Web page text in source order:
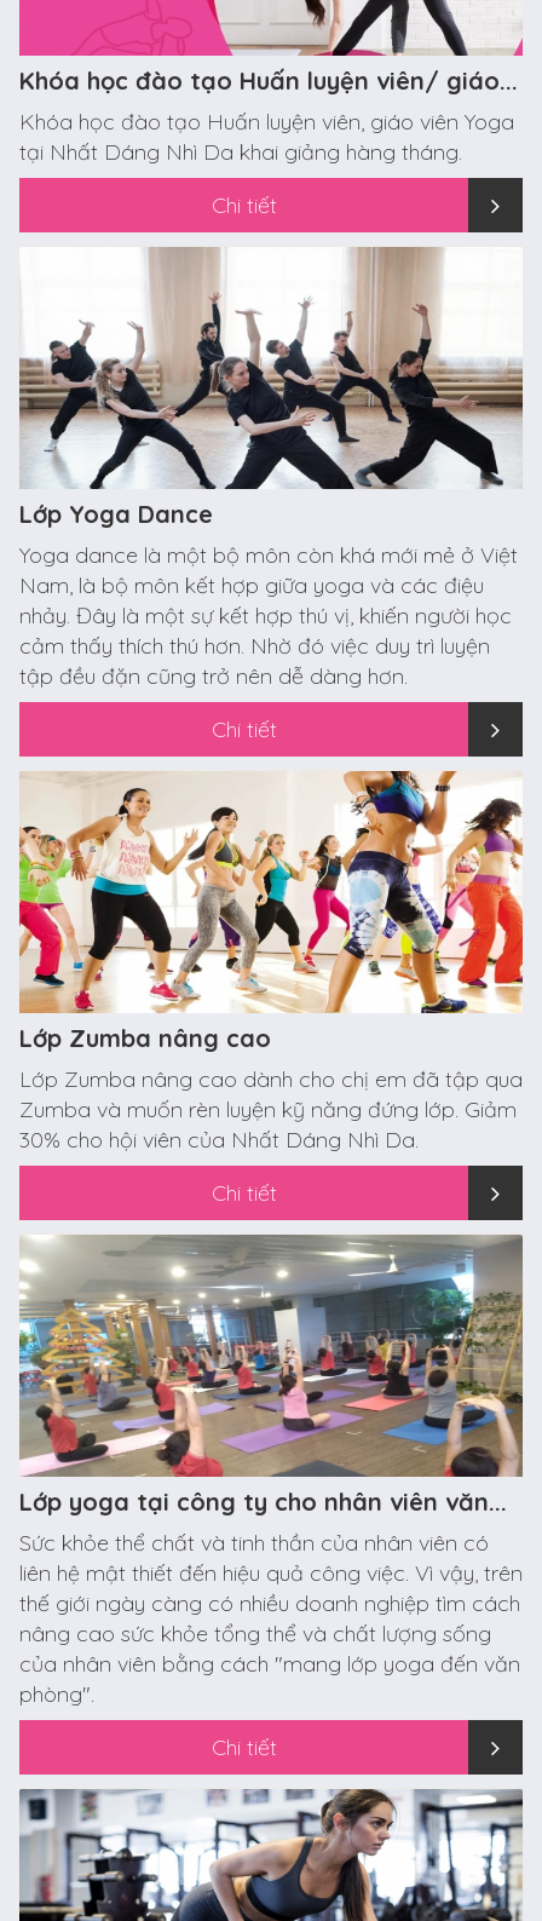
Khóa học đào tạo Huấn luyện viên/ giáo...
Khóa học đào tạo Huấn luyện viên, giáo viên Yoga
tại Nhất Dáng Nhì Da khai giảng hàng tháng.
Chi tiết
Lớp Yoga Dance
Yoga dance là một bộ môn còn khá mới mẻ ở Việt
Nam, là bộ môn kết hợp giữa yoga và các điệu
nhảy. Đây là một sự kết hợp thú vị, khiến người học
cảm thấy thích thú hơn. Nhờ đó việc duy trì luyện
tập đều đặn cũng trở nên dễ dàng hơn.
Chi tiết
Lớp Zumba nâng cao
Lớp Zumba nâng cao dành cho chị em đã tập qua
Zumba và muốn rèn luyện kỹ năng đứng lớp. Giảm
30% cho hội viên của Nhất Dáng Nhì Da.
Chi tiết
Lớp yoga tại công ty cho nhân viên văn...
Sức khỏe thể chất và tinh thần của nhân viên có
liên hệ mật thiết đến hiệu quả công việc. Vì vậy, trên
thế giới ngày càng có nhiều doanh nghiệp tìm cách
nâng cao sức khỏe tổng thể và chất lượng sống
của nhân viên bằng cách "mang lớp yoga đến văn
phòng".
Chi tiết